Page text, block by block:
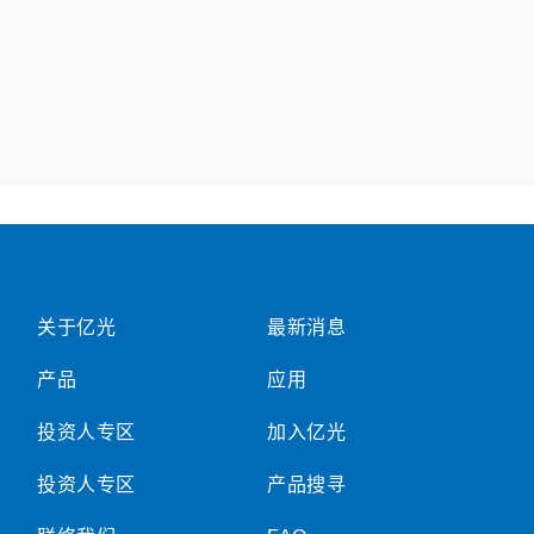
关于亿光
产品
投资人专区
投资人专区
最新消息
应用
加入亿光
产品搜寻